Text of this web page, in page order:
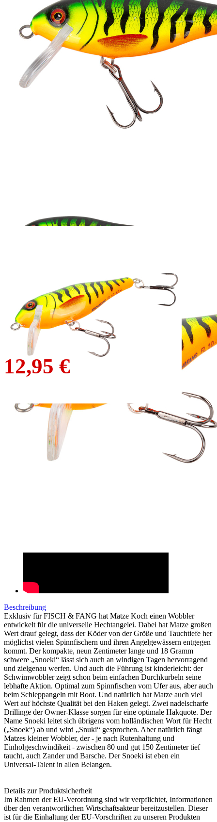
Matze Koch Hecht-
Firetiger
16,95 €
12,95 €
Zum Warenkorb hinzufügen
Zur Wunschliste hinzufügen
Verfügbare Menge: 501
Beschreibung
Exklusiv für FISCH & FANG hat Matze Koch einen Wobbler
entwickelt für die universelle Hechtangelei. Dabei hat Matze großen
Wert drauf gelegt, dass der Köder von der Größe und Tauchtiefe her
möglichst vielen Spinnfischern und ihren Angelgewässern entgegen
kommt. Der kompakte, neun Zentimeter lange und 18 Gramm
schwere „Snoeki“ lässt sich auch an windigen Tagen hervorragend
und zielgenau werfen. Und auch die Führung ist kinderleicht: der
Schwimwobbler zeigt schon beim einfachen Durchkurbeln seine
lebhafte Aktion. Optimal zum Spinnfischen vom Ufer aus, aber auch
beim Schleppangeln mit Boot. Und natürlich hat Matze auch viel
Wert auf höchste Qualität bei den Haken gelegt. Zwei nadelscharfe
Drillinge der Owner-Klasse sorgen für eine optimale Hakquote. Der
Name Snoeki leitet sich übrigens vom holländischen Wort für Hecht
(„Snoek“) ab und wird „Snuki“ gesprochen. Aber natürlich fängt
Matzes kleiner Wobbler, der - je nach Rutenhaltung und
Einholgeschwindikeit - zwischen 80 und gut 150 Zentimeter tief
taucht, auch Zander und Barsche. Der Snoeki ist eben ein
Universal-Talent in allen Belangen.
Details zur Produktsicherheit
Im Rahmen der EU-Verordnung sind wir verpflichtet, Informationen
über den verantwortlichen Wirtschaftsakteur bereitzustellen. Dieser
ist für die Einhaltung der EU-Vorschriften zu unseren Produkten